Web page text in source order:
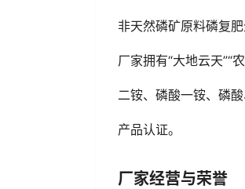
非天然磷矿原料磷复
厂家拥有“大地云天”“
二铵、磷酸一铵、磷
产品认证。
厂家经营与荣誉